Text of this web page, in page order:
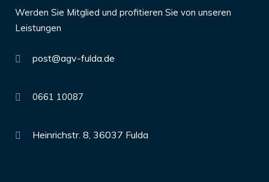
Werden Sie Mitglied und profitieren Sie von unseren
Leistungen
post@agv-fulda.de
0661 10087
Heinrichstr. 8, 36037 Fulda